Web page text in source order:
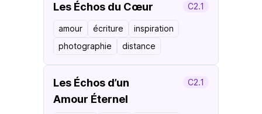
Les Échos du Cœur C2.1
amour écriture
inspiration
photographie
distance
Les Échos d’un
Amour Éternel
C2.1